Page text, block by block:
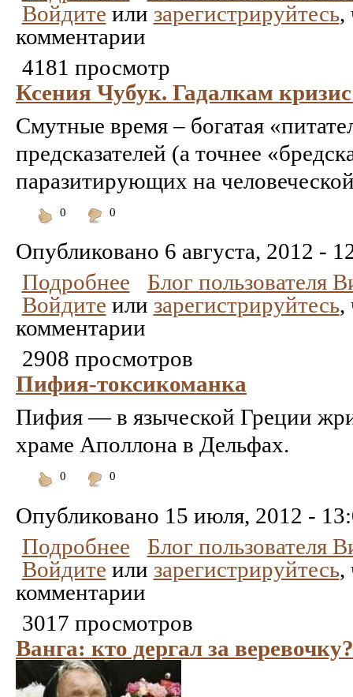
Войдите или зарегистрируйтесь,
комментарии
4181 просмотр
Ксения Чубук. Гадалкам
Смутные время – богатая
предсказателей (а точнее
паразитирующих на
0
0
Опубликовано 6 августа, 2012 -
Подробнее
Блог пользователя
Войдите или зарегистрируйтесь,
комментарии
2908 просмотров
Пифия-токсикоманка
Пифия — в языческой Греции
храме Аполлона в Дельфах.
0
0
Опубликовано 15 июля, 2012 -
Подробнее
Блог пользователя
Войдите или зарегистрируйтесь,
комментарии
3017 просмотров
Ванга: кто дергал за веревочку?